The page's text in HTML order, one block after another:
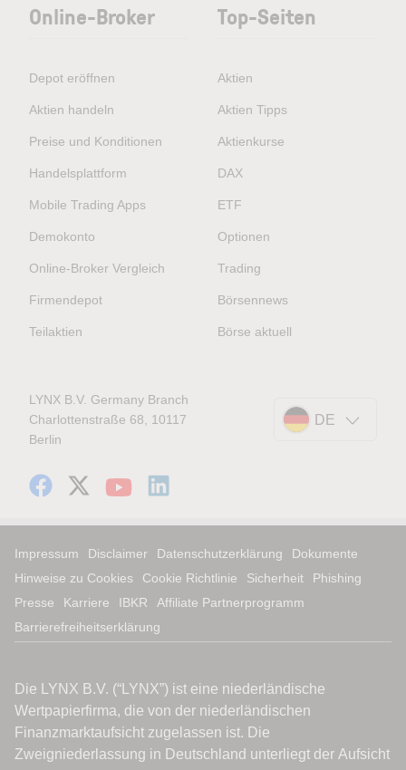
Online-Broker
Depot eröffnen
Aktien handeln
Preise und Konditionen
Handelsplattform
Mobile Trading Apps
Demokonto
Online-Broker Vergleich
Firmendepot
Teilaktien
Top-Seiten
Aktien
Aktien Tipps
Aktienkurse
DAX
ETF
Optionen
Trading
Börsennews
Börse aktuell
LYNX B.V. Germany Branch
Charlottenstraße 68, 10117
Berlin
DE
Impressum Disclaimer Datenschutzerklärung
Dokumente
Hinweise zu Cookies
Cookie Richtlinie Sicherheit
Phishing
Presse
Karriere IBKR
Affiliate Partnerprogramm
Barrierefreiheitserklärung